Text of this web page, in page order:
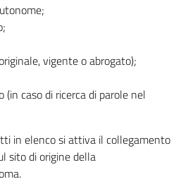
vigente o abrogato);
caso di ricerca di parole nel
in elenco si attiva il collegamento
sito di origine della